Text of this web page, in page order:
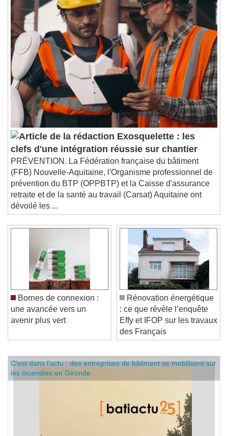
Exosquelette : les
clefs d'une intégration réussie sur chantier
PRÉVENTION. La Fédération française du bâtiment
(FFB) Nouvelle-Aquitaine, l'Organisme professionnel de
prévention du BTP (OPPBTP) et la Caisse d'assurance
retraite et de la santé au travail (Carsat) Aquitaine ont
dévoilé les ...
Bornes de connexion :
une avancée vers un
Rénovation énergétique
: ce que révèle l’enquête
Effy et IFOP sur les travaux
des Français
C'est dans l'actu : des entreprises de bâtiment se mobilisent sur
les incendies en Gironde